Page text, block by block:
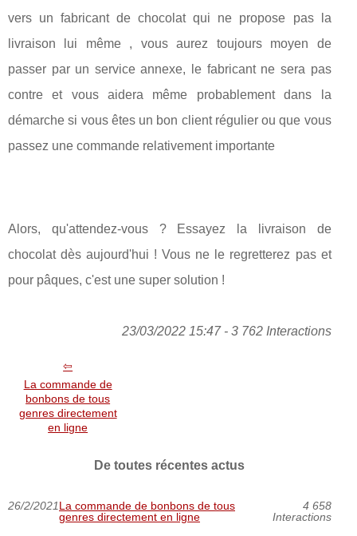
vers un fabricant de chocolat qui ne propose pas la
livraison lui même , vous aurez toujours moyen de
passer par un service annexe, le fabricant ne sera pas
contre et vous aidera même probablement dans la
démarche si vous êtes un bon client régulier ou que vous
passez une commande relativement importante
Alors, qu'attendez-vous ? Essayez la livraison de
chocolat dès aujourd'hui ! Vous ne le regretterez pas et
pour pâques, c'est une super solution !
23/03/2022 15:47 - 3 762 Interactions
La commande de
bonbons de tous
genres directement
en ligne
De toutes récentes actus
26/2/2021La commande de bonbons de tous
genres directement en ligne
4 658
Interactions